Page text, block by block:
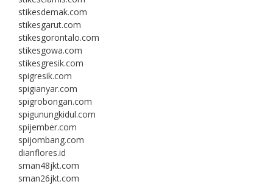
stikesdemak.com
stikesgarut.com
stikesgorontalo.com
stikesgowa.com
stikesgresik.com
spigresik.com
spigianyar.com
spigrobongan.com
spigunungkidul.com
spijember.com
spijombang.com
dianflores.id
sman48jkt.com
sman26jkt.com